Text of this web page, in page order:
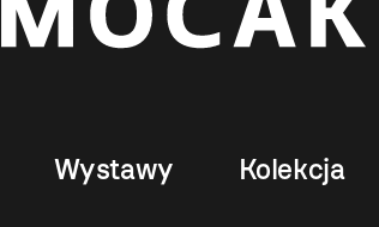
Wystawy Kolekcja